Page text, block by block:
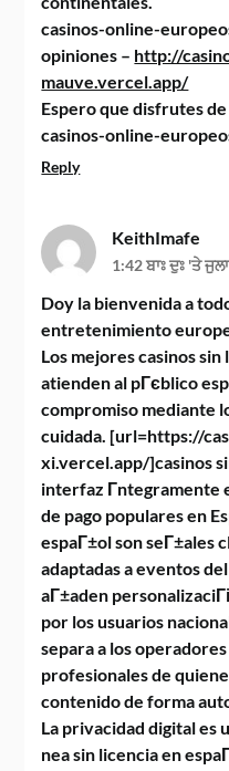
casinos-online-
opiniones – http://
mauve.vercel.app/
Espero que disfrutes
casinos-online-
Reply
KeithImafe
1:42 ਬਾਃ ਦੁਃ 'ਤੇ
Doy la bienvenida a
entretenimiento
Los mejores casinos
atienden al pГєblico
compromiso mediante
cuidada. [url=https://
xi.vercel.app/]casinos
interfaz Г­ntegramente
de pago populares en
espaГ±ol son seГ±ales
adaptadas a eventos
aГ±aden
por los usuarios
separa a los
profesionales de
contenido de forma
La privacidad digital es
nea sin licencia en